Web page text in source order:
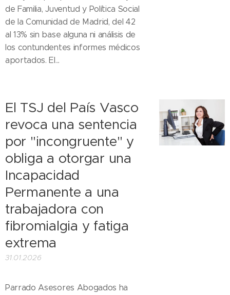
de Familia, Juventud y Política Social
de la Comunidad de Madrid, del 42
al 13% sin base alguna ni análisis de
los contundentes informes médicos
aportados. El...
El TSJ del País Vasco
revoca una sentencia
por "incongruente" y
obliga a otorgar una
Incapacidad
Permanente a una
trabajadora con
fibromialgia y fatiga
extrema
31.01.2026
Parrado Asesores Abogados ha